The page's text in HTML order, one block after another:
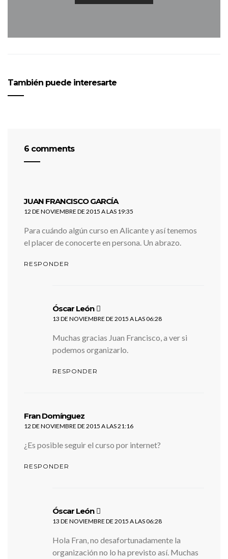
También puede interesarte
6 comments
JUAN FRANCISCO GARCÍAdice:
12 DE NOVIEMBRE DE 2015 A LAS 19:35
Para cuándo algún curso en Alicante y así tenemos
el placer de conocerte en persona. Un abrazo.
RESPONDER
Óscar León
13 DE NOVIEMBRE DE 2015 A LAS 06:28
Muchas gracias Juan Francisco, a ver si
podemos organizarlo.
RESPONDER
Fran Domínguez
12 DE NOVIEMBRE DE 2015 A LAS 21:16
¿Es posible seguir el curso por internet?
RESPONDER
Óscar León
13 DE NOVIEMBRE DE 2015 A LAS 06:28
Hola Fran, no desafortunadamente la
organización no lo ha previsto así. Muchas